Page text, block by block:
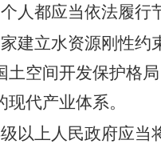
人都应当依法履行
建立水资源刚性约
土空间开发保护格
代产业体系。
以上人民政府应当